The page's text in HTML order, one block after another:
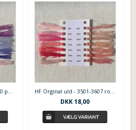
HF Orginal uld - 3322-3500 petrol lilla laks nuancer HF Orginal uld - 3501-3607 rosa nuancer
DKK18,00